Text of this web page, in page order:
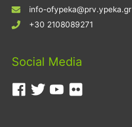
info-ofypeka@prv.ypeka.gr
+30 2108089271
Social Media